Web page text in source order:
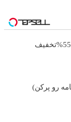
رو پرکن)